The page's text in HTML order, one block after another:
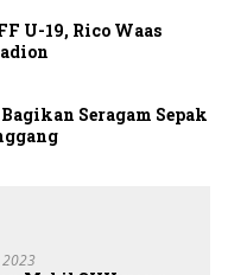
U-19, Rico Waas
Seragam Sepak
2023